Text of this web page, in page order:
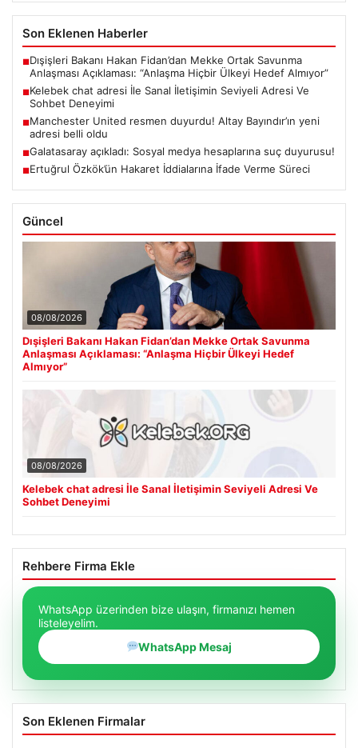
Son Eklenen Haberler
■Dışişleri Bakanı Hakan Fidan’dan Mekke Ortak Savunma
Anlaşması Açıklaması: “Anlaşma Hiçbir Ülkeyi Hedef Almıyor”
■Kelebek chat adresi İle Sanal İletişimin Seviyeli Adresi Ve
Sohbet Deneyimi
■Manchester United resmen duyurdu! Altay Bayındır’ın yeni
adresi belli oldu
■Galatasaray açıkladı: Sosyal medya hesaplarına suç duyurusu!
■Ertuğrul Özkök’ün Hakaret İddialarına İfade Verme Süreci
Güncel
08/08/2026
Dışişleri Bakanı Hakan Fidan’dan Mekke Ortak Savunma
Anlaşması Açıklaması: “Anlaşma Hiçbir Ülkeyi Hedef
Almıyor”
08/08/2026
Kelebek chat adresi İle Sanal İletişimin Seviyeli Adresi Ve
Sohbet Deneyimi
Rehbere Firma Ekle
WhatsApp üzerinden bize ulaşın, firmanızı hemen
listeleyelim.
WhatsApp Mesaj
Son Eklenen Firmalar